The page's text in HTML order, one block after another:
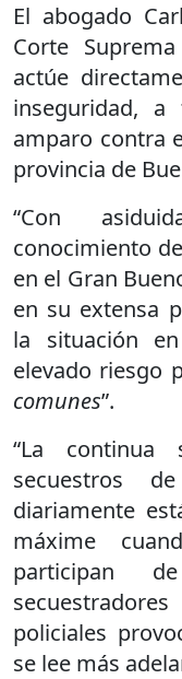
El abogado
Corte
actúe
inseguridad,
amparo contra
provincia de
“Con
conocimiento
en el Gran
en su extensa
la situación
elevado riesgo
comunes”.
“La continua
secuestros
diariamente
máxime
participan
policiales
se lee más